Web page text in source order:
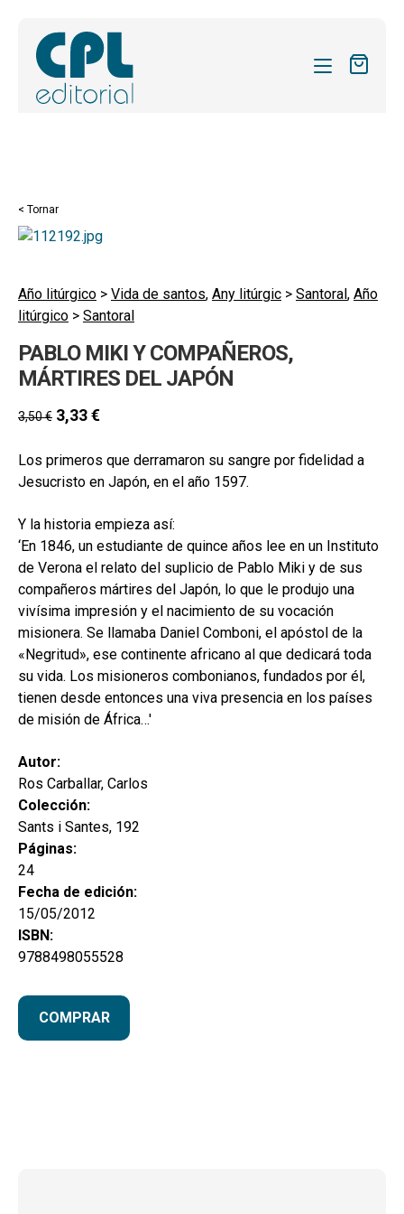
REVISTES
FORMES
el
ACTUALITAT
BLOG
CONTACTE
EL MEU COMPTE
CERCAR
CAT
ESP
< Tornar
Año litúrgico > Vida de santos, Any litúrgic > Santoral, Año
litúrgico > Santoral
PABLO MIKI Y COMPAÑEROS,
MÁRTIRES DEL JAPÓN
3,50€ 3,33€
Los primeros que derramaron su sangre por fidelidad a
Jesucristo en Japón, en el año 1597.
Y la historia empieza así:
‘En 1846, un estudiante de quince años lee en un Instituto
de Verona el relato del suplicio de Pablo Miki y de sus
compañeros mártires del Japón, lo que le produjo una
vivísima impresión y el nacimiento de su vocación
misionera. Se llamaba Daniel Comboni, el apóstol de la
«Negritud», ese continente africano al que dedicará toda
su vida. Los misioneros combonianos, fundados por él,
tienen desde entonces una viva presencia en los países
de misión de África…'
Autor:
Ros Carballar, Carlos
Colección:
Sants i Santes, 192
Páginas:
24
Fecha de edición:
15/05/2012
ISBN:
9788498055528
COMPRAR